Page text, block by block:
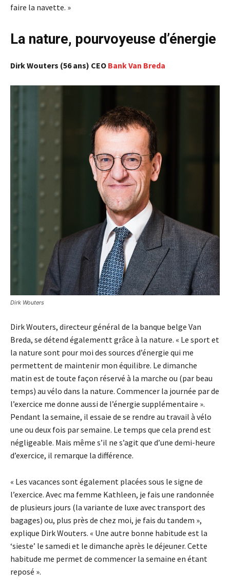
faire la navette. »
La nature, pourvoyeuse d’énergie
Dirk Wouters (56 ans) CEO Bank Van Breda
Dirk Wouters
Dirk Wouters, directeur général de la banque belge Van
Breda, se détend égalementt grâce à la nature. « Le sport et
la nature sont pour moi des sources d’énergie qui me
permettent de maintenir mon équilibre. Le dimanche
matin est de toute façon réservé à la marche ou (par beau
temps) au vélo dans la nature. Commencer la journée par de
l’exercice me donne aussi de l’énergie supplémentaire ».
Pendant la semaine, il essaie de se rendre au travail à vélo
une ou deux fois par semaine. Le temps que cela prend est
négligeable. Mais même s’il ne s’agit que d’une demi-heure
d’exercice, il remarque la différence.
« Les vacances sont également placées sous le signe de
l’exercice. Avec ma femme Kathleen, je fais une randonnée
de plusieurs jours (la variante de luxe avec transport des
bagages) ou, plus près de chez moi, je fais du tandem »,
explique Dirk Wouters. « Une autre bonne habitude est la
‘sieste’ le samedi et le dimanche après le déjeuner. Cette
habitude me permet de commencer la semaine en étant
reposé ».